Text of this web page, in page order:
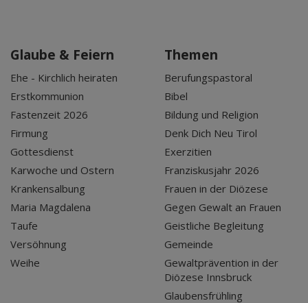
Glaube & Feiern
Ehe - Kirchlich heiraten
Erstkommunion
Fastenzeit 2026
Firmung
Gottesdienst
Karwoche und Ostern
Krankensalbung
Maria Magdalena
Taufe
Versöhnung
Weihe
Themen
Berufungspastoral
Bibel
Bildung und Religion
Denk Dich Neu Tirol
Exerzitien
Franziskusjahr 2026
Frauen in der Diözese
Gegen Gewalt an Frauen
Geistliche Begleitung
Gemeinde
Gewaltprävention in der
Diözese Innsbruck
Glaubensfrühling